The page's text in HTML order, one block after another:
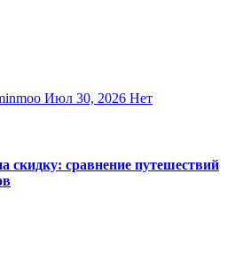
Июл 30, 2026 Нет
скидку: сравнение путешествий